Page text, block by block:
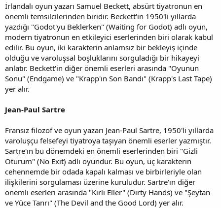
İrlandalı oyun yazarı Samuel Beckett, absürt tiyatronun en
önemli temsilcilerinden biridir. Beckett'in 1950'li yıllarda
yazdığı "Godot'yu Beklerken" (Waiting for Godot) adlı oyun,
modern tiyatronun en etkileyici eserlerinden biri olarak kabul
edilir. Bu oyun, iki karakterin anlamsız bir bekleyiş içinde
olduğu ve varoluşsal boşluklarını sorguladığı bir hikayeyi
anlatır. Beckett'in diğer önemli eserleri arasında "Oyunun
Sonu" (Endgame) ve "Krapp'ın Son Bandı" (Krapp's Last Tape)
yer alır.
Jean-Paul Sartre
Fransız filozof ve oyun yazarı Jean-Paul Sartre, 1950'li yıllarda
varoluşçu felsefeyi tiyatroya taşıyan önemli eserler yazmıştır.
Sartre'ın bu dönemdeki en önemli eserlerinden biri "Gizli
Oturum" (No Exit) adlı oyundur. Bu oyun, üç karakterin
cehennemde bir odada kapalı kalması ve birbirleriyle olan
ilişkilerini sorgulaması üzerine kuruludur. Sartre'ın diğer
önemli eserleri arasında "Kirli Eller" (Dirty Hands) ve "Şeytan
ve Yüce Tanrı" (The Devil and the Good Lord) yer alır.